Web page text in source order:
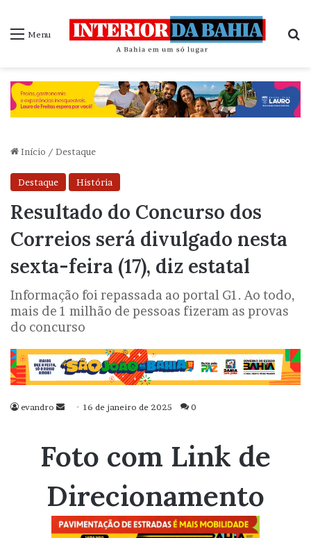
Menu
Início / Destaque
Destaque História
Resultado do Concurso dos
Correios será divulgado nesta
sexta-feira (17), diz estatal
Informação foi repassada ao portal G1. Ao todo,
mais de 1 milhão de pessoas fizeram as provas
do concurso
evandro
Mande
mail
16 de janeiro de 2025 0
Foto com Link de
Direcionamento